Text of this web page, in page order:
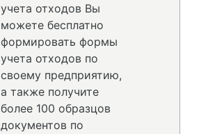
учета отходов Вы
можете бесплатно
формировать формы
учета отходов по
своему предприятию,
а также получите
более 100 образцов
документов по